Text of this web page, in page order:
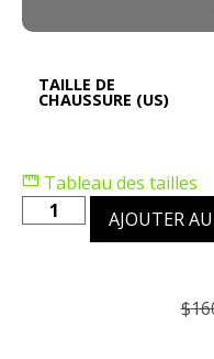
TAILLE DE
CHAUSSURE (US)
Tableau des tailles
AJOUTER
$